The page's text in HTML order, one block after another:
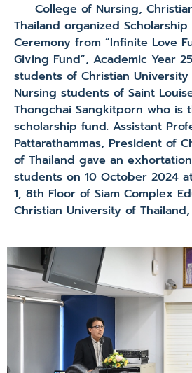
College of Nursing,
Thailand organized
Ceremony from “Infinite Love
Giving Fund”, Academic Year
students of Christian
Nursing students of Saint
Thongchai Sangkitporn who is
scholarship fund. Assistant
Pattarathammas, President of
of Thailand gave an
students on 10 October 2024
1, 8th Floor of Siam Complex
Christian University of